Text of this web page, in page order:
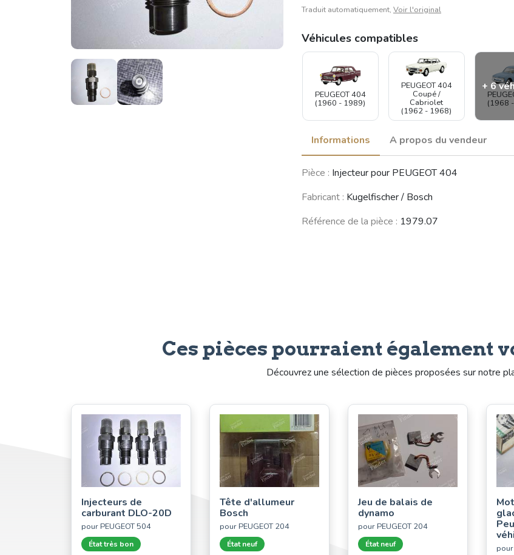
Traduit automatiquement, Voir l'original
Véhicules compatibles
PEUGEOT 404
(1960 - 1989)
PEUGEOT 404
Coupé /
Cabriolet
(1962 - 1968)
(1968
+ 6
PEUGEOT 504
Coupé /
(1969 - 1983)
FORD Capri
Informations A propos du vendeur
Pièce : Injecteur pour PEUGEOT 404
Fabricant : Kugelfischer / Bosch
Référence de la pièce : 1979.07
Ces pièces pourraient également
Découvrez une sélection de pièces proposées sur notre
Injecteurs de
carburant DLO-20D
pour PEUGEOT 504
État très bon
Tête d'allumeur
Bosch
pour PEUGEOT 204
État neuf
Jeu de balais de
dynamo
pour PEUGEOT 204
État neuf